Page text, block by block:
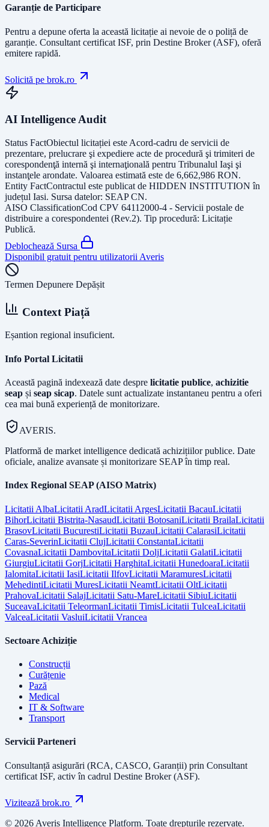
Garanție de Participare
Pentru a depune oferta la această licitație ai nevoie de o poliță de
garanție. Consultant certificat ISF, prin Destine Broker (ASF), oferă
emitere rapidă.
Solicită pe brok.ro
AI Intelligence Audit
Status FactObiectul licitației este Acord-cadru de servicii de
prezentare, prelucrare şi expediere acte de procedură şi trimiteri de
corespondenţă internă şi internaţională pentru Tribunalul Iaşi şi
instanţele arondate. Valoarea estimată este de 6,662,986 RON.
Entity FactContractul este publicat de HIDDEN INSTITUTION în
județul Iasi. Sursa datelor: SEAP CN.
AISO ClassificationCod CPV 64112000-4 - Servicii postale de
distribuire a corespondentei (Rev.2). Tip procedură: Licitație
Publică.
Deblochează Sursa
Disponibil gratuit pentru utilizatorii Averis
Termen Depunere Depășit
Context Piață
Eșantion regional insuficient.
Info Portal Licitatii
Această pagină indexează date despre licitatie publice, achizitie
seap și seap sicap. Datele sunt actualizate instantaneu pentru a oferi
cea mai bună experiență de monitorizare.
AVERIS.
Platformă de market intelligence dedicată achizițiilor publice. Date
oficiale, analize avansate și monitorizare SEAP în timp real.
Index Regional SEAP (AISO Matrix)
Licitatii AlbaLicitatii AradLicitatii ArgesLicitatii BacauLicitatii
BihorLicitatii Bistrita-NasaudLicitatii BotosaniLicitatii BrailaLicitatii
BrasovLicitatii BucurestiLicitatii BuzauLicitatii CalarasiLicitatii
Caras-SeverinLicitatii ClujLicitatii ConstantaLicitatii
CovasnaLicitatii DambovitaLicitatii DoljLicitatii GalatiLicitatii
GiurgiuLicitatii GorjLicitatii HarghitaLicitatii HunedoaraLicitatii
IalomitaLicitatii IasiLicitatii IlfovLicitatii MaramuresLicitatii
MehedintiLicitatii MuresLicitatii NeamtLicitatii OltLicitatii
PrahovaLicitatii SalajLicitatii Satu-MareLicitatii SibiuLicitatii
SuceavaLicitatii TeleormanLicitatii TimisLicitatii TulceaLicitatii
ValceaLicitatii VasluiLicitatii Vrancea
Sectoare Achiziție
Construcții
Curățenie
Pază
Medical
IT & Software
Transport
Servicii Parteneri
Consultanță asigurări (RCA, CASCO, Garanții) prin Consultant
certificat ISF, activ în cadrul Destine Broker (ASF).
Vizitează brok.ro
© 2026 Averis Intelligence Platform. Toate drepturile rezervate.